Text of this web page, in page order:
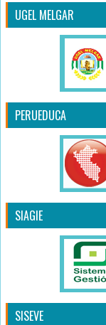
UGEL MELGAR
PERUEDUCA
SIAGIE
SISEVE